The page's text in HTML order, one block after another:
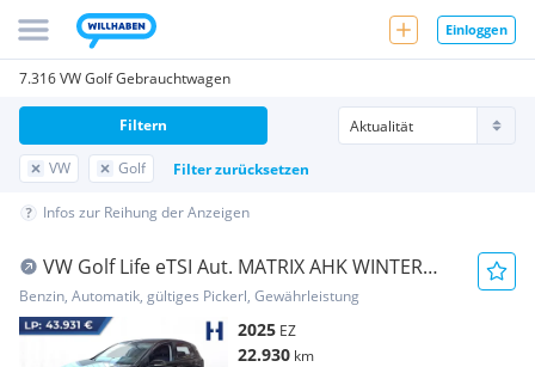
Einloggen
7.316 VW Golf Gebrauchtwagen
VW Golf Filter zurücksetzen
Filtern
Infos zur Reihung der Anzeigen
VW Golf Life eTSI Aut. MATRIX AHK WINTER
SCHNELL S...
Benzin, Automatik, gültiges Pickerl, Gewährleistung
2025 EZ
22.930 km